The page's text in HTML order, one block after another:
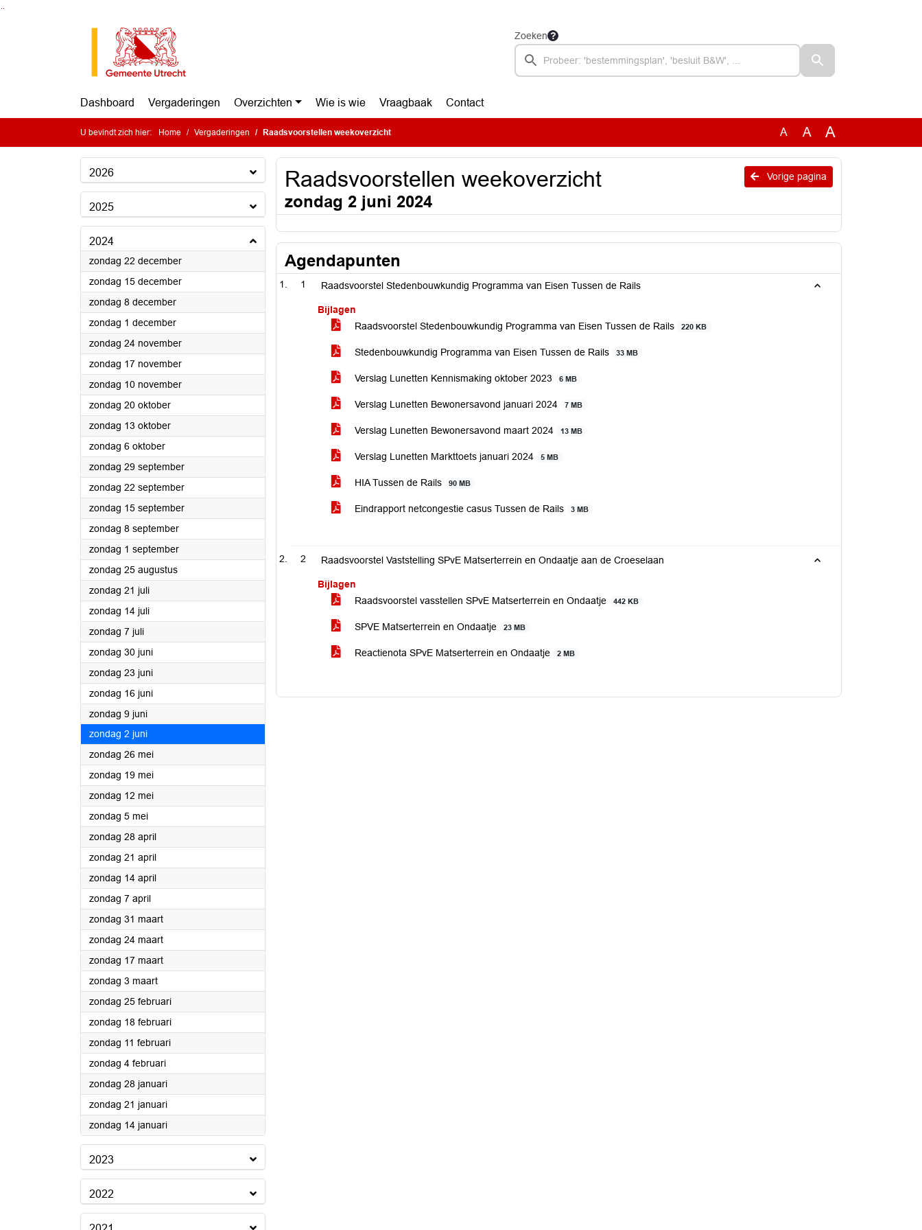
Zoeken
Dashboard Vergaderingen Overzichten Wie is wie Vraagbaak Contact
U bevindt zich hier: Home Vergaderingen Raadsvoorstellen weekoverzicht A A A
2026
2025
2024
zondag 22 december2024
zondag 15 december2024
zondag 8 december2024
zondag 1 december2024
zondag 24 november2024
zondag 17 november2024
zondag 10 november2024
zondag 20 oktober2024
zondag 13 oktober2024
zondag 6 oktober2024
zondag 29 september2024
zondag 22 september2024
zondag 15 september2024
zondag 8 september2024
zondag 1 september2024
zondag 25 augustus2024
zondag 21 juli2024
zondag 14 juli2024
zondag 7 juli2024
zondag 30 juni2024
zondag 23 juni2024
zondag 16 juni2024
zondag 9 juni2024
zondag 2 juni2024
zondag 26 mei2024
zondag 19 mei2024
zondag 12 mei2024
zondag 5 mei2024
zondag 28 april2024
zondag 21 april2024
zondag 14 april2024
zondag 7 april2024
zondag 31 maart2024
zondag 24 maart2024
zondag 17 maart2024
zondag 3 maart2024
zondag 25 februari2024
zondag 18 februari2024
zondag 11 februari2024
zondag 4 februari2024
zondag 28 januari2024
zondag 21 januari2024
zondag 14 januari2024
2023
2022
Vorige pagina
Raadsvoorstellen weekoverzicht
zondag 2 juni 2024
Agendapunten
1 Raadsvoorstel Stedenbouwkundig Programma van Eisen Tussen de Rails
Bijlagen
Raadsvoorstel Stedenbouwkundig Programma van Eisen Tussen de Rails
220 KB
Stedenbouwkundig Programma van Eisen Tussen de Rails 33 MB
Verslag Lunetten Kennismaking oktober 2023 6 MB
Verslag Lunetten Bewonersavond januari 2024 7 MB
Verslag Lunetten Bewonersavond maart 2024 13 MB
Verslag Lunetten Markttoets januari 2024 5 MB
HIA Tussen de Rails 90 MB
Eindrapport netcongestie casus Tussen de Rails 3 MB
2 Raadsvoorstel Vaststelling SPvE Matserterrein en Ondaatje aan de Croeselaan
Bijlagen
Raadsvoorstel vasstellen SPvE Matserterrein en Ondaatje
442 KB
SPVE Matserterrein en Ondaatje 23 MB
Reactienota SPvE Matserterrein en Ondaatje 2 MB